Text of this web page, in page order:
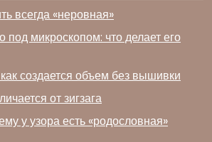
всегда «неровная»
под микроскопом: что делает его
создается объем без вышивки
от зигзага
у узора есть «родословная»